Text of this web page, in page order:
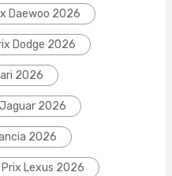
Daewoo 2026
Dodge 2026
2026
2026
2026
Prix Lexus 2026